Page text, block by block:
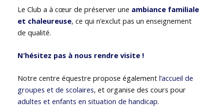
Le Club a à cœur de préserver une ambiance familiale
et chaleureuse, ce qui n’exclut pas un enseignement
de qualité.
N’hésitez pas à nous rendre visite !
Notre centre équestre propose égalementl’accueil de
groupes et de scolaires, et organise des cours pour
adultes et enfants en situation de handicap.